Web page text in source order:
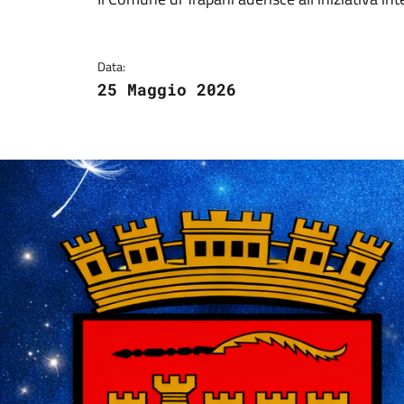
Data:
25 Maggio 2026